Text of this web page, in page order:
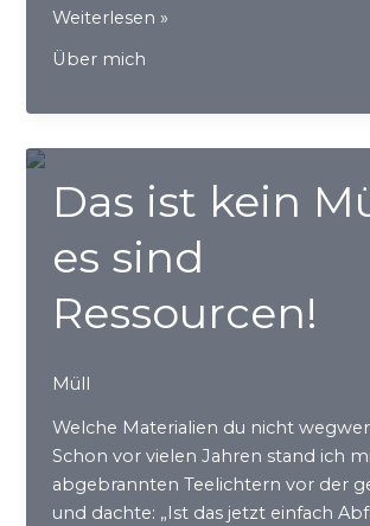
Wie
ich
Weiterlesen »
Über mich
Das ist kein
es sind
Ressourcen!
Müll
Welche Materialien du nicht
Schon vor vielen Jahren stand ich
abgebrannten Teelichtern vor der
und dachte: „Ist das jetzt einfach